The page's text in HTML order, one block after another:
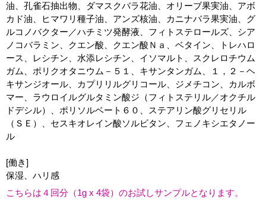
美肌ソムリエが絶妙にブレンドした。
エイジングカクテル「クリーム」
４３種の厳選した美容成分を贅沢に配合。
油、孔雀石抽出物、ダマスクバラ花油、オリーブ果実油、アボ
カド油、ヒマワリ種子油、アンズ核油、カニナバラ果実油、グ
ルコノバクター／ハチミツ発酵液、フィトステロールズ、シア
ノコバラミン、クエン酸、クエン酸Ｎａ、ベタイン、トレハロ
ース、レシチン、水添レシチン、イソマルト、スクレロチウム
ガム、ポリクオタニウム－５１、キサンタンガム、１，２－ヘ
キサンジオール、カプリリルグリコール、ジメチコン、カルボ
マー、ラウロイルグルタミン酸ジ（フィトステリル／オクチル
ドデシル）、ポリソルベート６０、ステアリン酸グリセリル
（ＳＥ）、セスキオレイン酸ソルビタン、フェノキシエタノー
ル
[働き]
保湿、ハリ感
こちらは４回分（1g x 4袋）のお試しサンプルとなります。